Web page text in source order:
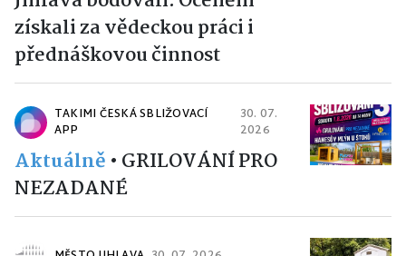
získali za vědeckou práci i
přednáškovou činnost
TAKIMI ČESKÁ SBLIŽOVACÍ
APP
30. 07.
2026
Aktuálně • GRILOVÁNÍ PRO
NEZADANÉ